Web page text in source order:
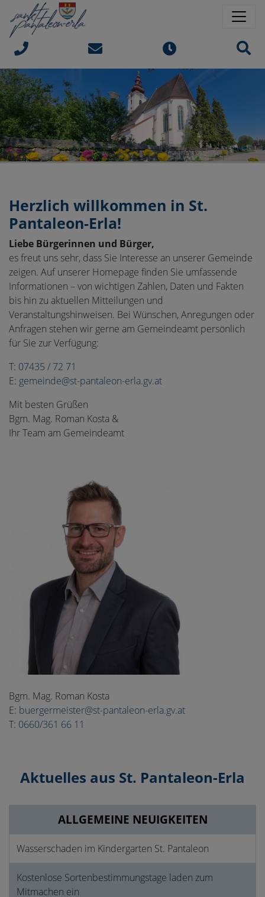
Sprungmarken
Springe direkt zu:
Herzlich willkommen in St.
Pantaleon-Erla!
Liebe Bürgerinnen und Bürger,
es freut uns sehr, dass Sie Interesse an unserer Gemeinde
zeigen. Auf unserer Homepage finden Sie umfassende
Informationen – von wichtigen Zahlen, Daten und Fakten
bis hin zu aktuellen Mitteilungen und
Veranstaltungshinweisen. Bei Wünschen, Anregungen oder
Anfragen stehen wir gerne am Gemeindeamt persönlich
für Sie zur Verfügung:
T: 07435 / 72 71
E: gemeinde@st-pantaleon-erla.gv.at
Mit besten Grüßen
Bgm. Mag. Roman Kosta &
Ihr Team am Gemeindeamt
Bgm. Mag. Roman Kosta
E: buergermeister@st-pantaleon-erla.gv.at
T: 0660/361 66 11
Aktuelles aus St. Pantaleon-Erla
ALLGEMEINE NEUIGKEITEN
Wasserschaden im Kindergarten St. Pantaleon
Kostenlose Sortenbestimmungstage laden zum
Mitmachen ein